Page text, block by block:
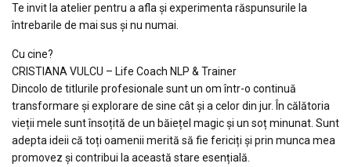
Te invit la atelier pentru a afla și experimenta răspunsurile la
întrebarile de mai sus și nu numai.
Cu cine?
CRISTIANA VULCU – Life Coach NLP & Trainer
Dincolo de titlurile profesionale sunt un om într-o continuă
transformare și explorare de sine cât și a celor din jur. În călătoria
vieții mele sunt însoțită de un băiețel magic și un soț minunat. Sunt
adepta ideii că toți oamenii merită să fie fericiți și prin munca mea
promovez și contribui la această stare esențială.